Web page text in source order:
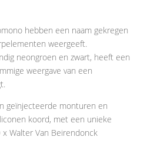
hebben een naam gekregen
weergeeft.
neongroen en zwart, heeft een
weergave van een
geïnjecteerde monturen en
koord, met een unieke
Walter Van Beirendonck